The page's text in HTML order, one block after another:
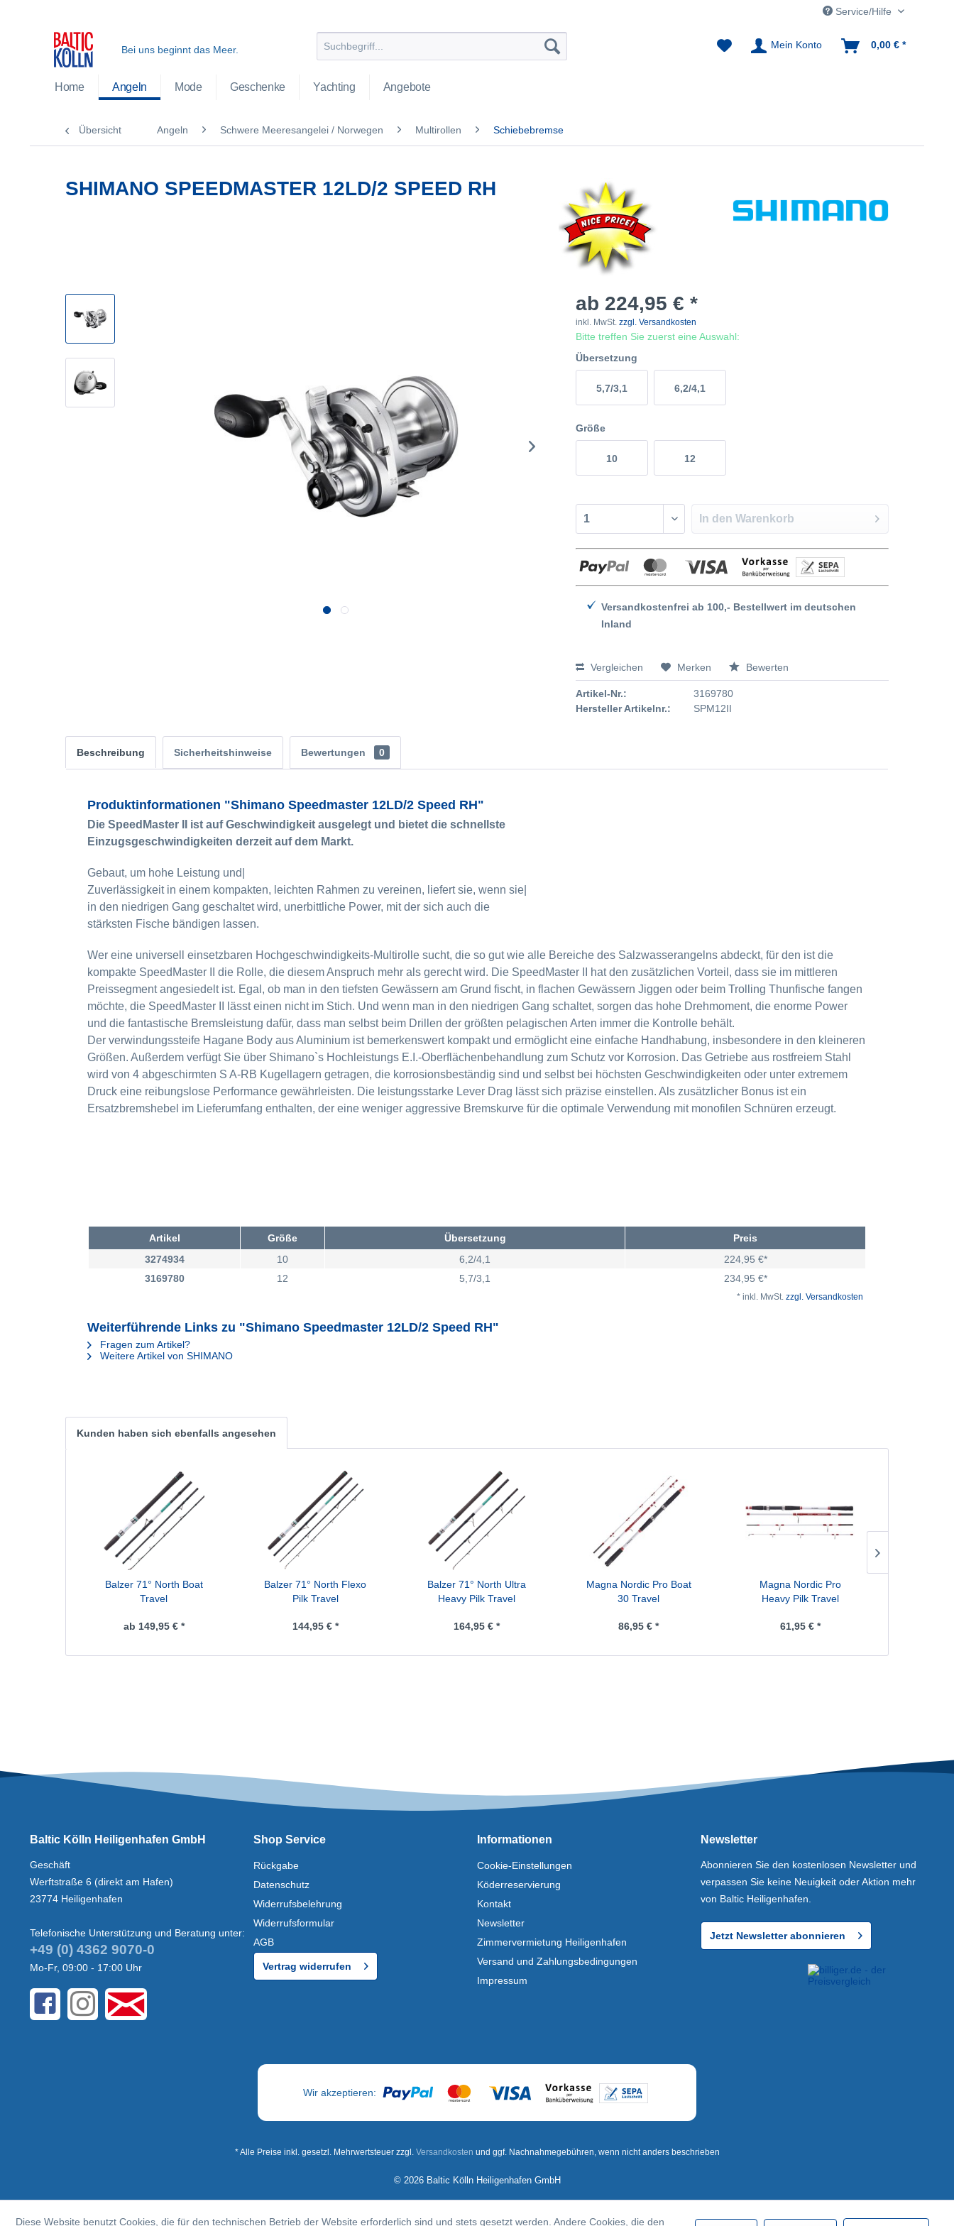
Service/Hilfe
Bei uns beginnt das Meer. Mein Konto 0,00 € *
Home Angeln Mode Geschenke Yachting Angebote
Übersicht Angeln Schwere Meeresangelei / Norwegen Multirollen Schiebebremse
SHIMANO SPEEDMASTER 12LD/2 SPEED RH
ab 224,95 € *
inkl. MwSt.zzgl. Versandkosten
Bitte treffen Sie zuerst eine Auswahl:
Übersetzung
5,7/3,1 6,2/4,1
Größe
10 12
In den Warenkorb
Versandkostenfrei ab 100,- Bestellwert im deutschen
Inland
Vergleichen Merken Bewerten
Artikel-Nr.:
3169780
Hersteller Artikelnr.:
SPM12II
Beschreibung Sicherheitshinweise Bewertungen 0
Produktinformationen "Shimano Speedmaster 12LD/2 Speed RH"
Die SpeedMaster II ist auf Geschwindigkeit ausgelegt und bietet die schnellste
Einzugsgeschwindigkeiten derzeit auf dem Markt.
Gebaut, um hohe Leistung und|
Zuverlässigkeit in einem kompakten, leichten Rahmen zu vereinen, liefert sie, wenn sie|
in den niedrigen Gang geschaltet wird, unerbittliche Power, mit der sich auch die
stärksten Fische bändigen lassen.
Wer eine universell einsetzbaren Hochgeschwindigkeits-Multirolle sucht, die so gut wie alle Bereiche des Salzwasserangelns abdeckt, für den ist die
kompakte SpeedMaster II die Rolle, die diesem Anspruch mehr als gerecht wird. Die SpeedMaster II hat den zusätzlichen Vorteil, dass sie im mittleren
Preissegment angesiedelt ist. Egal, ob man in den tiefsten Gewässern am Grund fischt, in flachen Gewässern Jiggen oder beim Trolling Thunfische fangen
möchte, die SpeedMaster II lässt einen nicht im Stich. Und wenn man in den niedrigen Gang schaltet, sorgen das hohe Drehmoment, die enorme Power
und die fantastische Bremsleistung dafür, dass man selbst beim Drillen der größten pelagischen Arten immer die Kontrolle behält.
Der verwindungssteife Hagane Body aus Aluminium ist bemerkenswert kompakt und ermöglicht eine einfache Handhabung, insbesondere in den kleineren
Größen. Außerdem verfügt Sie über Shimano`s Hochleistungs E.I.-Oberflächenbehandlung zum Schutz vor Korrosion. Das Getriebe aus rostfreiem Stahl
wird von 4 abgeschirmten S A-RB Kugellagern getragen, die korrosionsbeständig sind und selbst bei höchsten Geschwindigkeiten oder unter extremem
Druck eine reibungslose Performance gewährleisten. Die leistungsstarke Lever Drag lässt sich präzise einstellen. Als zusätzlicher Bonus ist ein
Ersatzbremshebel im Lieferumfang enthalten, der eine weniger aggressive Bremskurve für die optimale Verwendung mit monofilen Schnüren erzeugt.
Artikel Größe Übersetzung
Preis
3274934
10 6,2/4,1
224,95 €*
3169780
12 5,7/3,1 234,95 €*
* inkl. MwSt. zzgl. Versandkosten
Weiterführende Links zu "Shimano Speedmaster 12LD/2 Speed RH"
Fragen zum Artikel?
Weitere Artikel von SHIMANO
Kunden haben sich ebenfalls angesehen
Balzer 71° North Boat
Travel
ab 149,95 € *
Balzer 71° North Flexo
Pilk Travel
144,95 € *
Balzer 71° North Ultra
Heavy Pilk Travel
164,95 € *
Magna Nordic Pro Boat
30 Travel
86,95 € *
Magna Nordic Pro
Heavy Pilk Travel
61,95 € *
Baltic Kölln Heiligenhafen GmbH
Geschäft
Werftstraße 6 (direkt am Hafen)
23774 Heiligenhafen
Telefonische Unterstützung und Beratung unter:
+49 (0) 4362 9070-0
Mo-Fr, 09:00 - 17:00 Uhr
Shop Service
Rückgabe
Datenschutz
Widerrufsbelehrung
Widerrufsformular
AGB
Vertrag widerrufen
Informationen
Cookie-Einstellungen
Köderreservierung
Kontakt
Newsletter
Zimmervermietung Heiligenhafen
Versand und Zahlungsbedingungen
Impressum
Newsletter
Abonnieren Sie den kostenlosen Newsletter und
verpassen Sie keine Neuigkeit oder Aktion mehr
von Baltic Heiligenhafen.
Jetzt Newsletter abonnieren
* Alle Preise inkl. gesetzl. Mehrwertsteuer zzgl. Versandkosten und ggf. Nachnahmegebühren, wenn nicht anders beschrieben
© 2026 Baltic Kölln Heiligenhafen GmbH
Diese Website benutzt Cookies, die für den technischen Betrieb der Website erforderlich sind und stets gesetzt werden. Andere Cookies, die den